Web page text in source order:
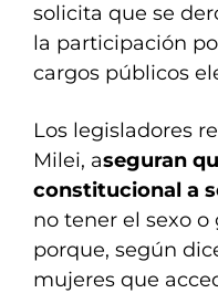
solicita que se
la participación
cargos públicos
Los legisladores
Milei, aseguran
constitucional a
no tener el sexo
porque, según
mujeres que